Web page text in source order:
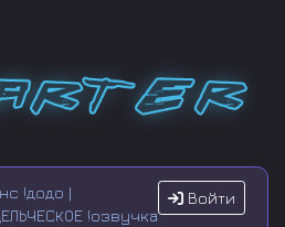
Войти
!додо |
!озвучка